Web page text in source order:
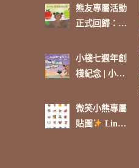
熊友專屬活動
正式回歸：蘋
小棧七週年創
棧紀念 | 小熊
微笑小熊專屬
貼圖
Line